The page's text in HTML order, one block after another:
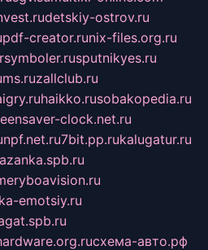
detskiy-ostrov.ru
pdf-creator.runix-files.org.ru
sputnikyes.ru
zallclub.ru
haikko.rusobakopedia.ru
clock.net.ru
npf.net.ru7bit.pp.rukalugatur.ru
emotsiy.ru
схема-авто.рф